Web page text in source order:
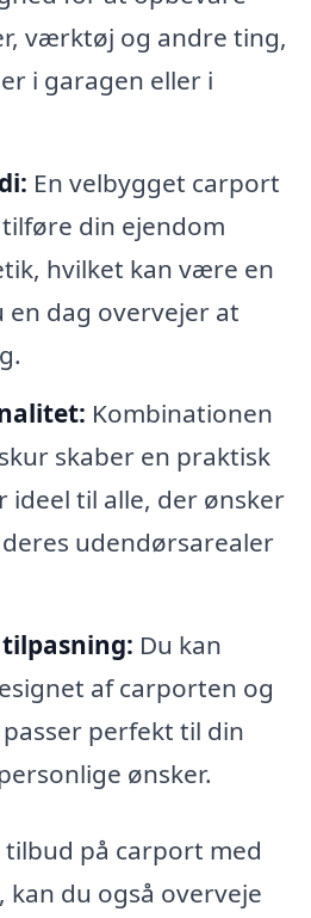
værktøj og andre ting,
i garagen eller i
En velbygget carport
din ejendom
hvilket kan være en
en dag overvejer at
Kombinationen
skaber en praktisk
ideel til alle, der ønsker
udendørsarealer
Du kan
af carporten og
perfekt til din
ønsker.
på carport med
kan du også overveje